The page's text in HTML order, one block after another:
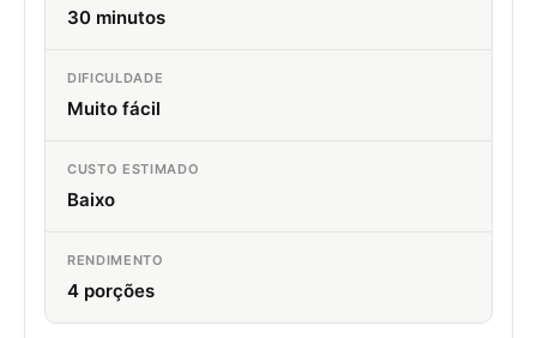
30 minutos
DIFICULDADE
Muito fácil
CUSTO ESTIMADO
Baixo
RENDIMENTO
4 porções